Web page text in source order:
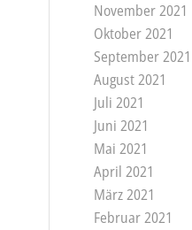
November 2021
Oktober 2021
September 2021
August 2021
Juli 2021
Juni 2021
Mai 2021
April 2021
März 2021
Februar 2021